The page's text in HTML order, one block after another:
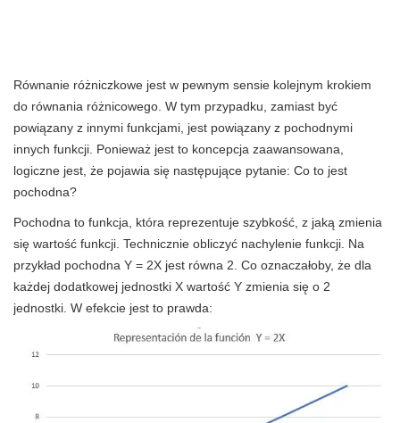
Równanie różniczkowe jest w pewnym sensie kolejnym krokiem
do równania różnicowego. W tym przypadku, zamiast być
powiązany z innymi funkcjami, jest powiązany z pochodnymi
innych funkcji. Ponieważ jest to koncepcja zaawansowana,
logiczne jest, że pojawia się następujące pytanie: Co to jest
pochodna?
Pochodna to funkcja, która reprezentuje szybkość, z jaką zmienia
się wartość funkcji. Technicznie obliczyć nachylenie funkcji. Na
przykład pochodna Y = 2X jest równa 2. Co oznaczałoby, że dla
każdej dodatkowej jednostki X wartość Y zmienia się o 2
jednostki. W efekcie jest to prawda: